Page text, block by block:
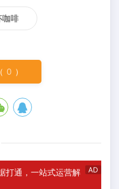
咖啡
0 ）
AD
打通，一站式运营解